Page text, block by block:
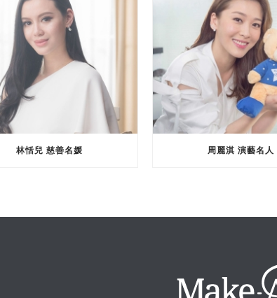
林恬兒 慈善名媛 周麗淇 演藝名人